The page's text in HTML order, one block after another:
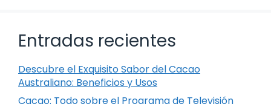
Entradas recientes
Descubre el Exquisito Sabor del Cacao
Australiano: Beneficios y Usos
Cacao: Todo sobre el Programa de Televisión